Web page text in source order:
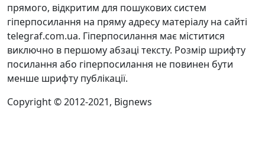
прямого, відкритим для пошукових систем
гіперпосилання на пряму адресу матеріалу на сайті
telegraf.com.ua. Гіперпосилання має міститися
виключно в першому абзаці тексту. Розмір шрифту
посилання або гіперпосилання не повинен бути
менше шрифту публікації.
Copyright © 2012-2021, Bignews